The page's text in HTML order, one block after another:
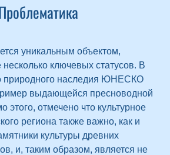
уникальным объектом,
ключевых статусов. В
природного наследия ЮНЕСКО
выдающейся пресноводной
этого, отмечено что культурное
региона также важно, как и
культуры древних
и, таким образом, является не